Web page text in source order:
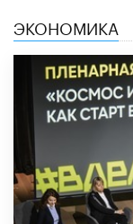
ЭКОНОМИКА